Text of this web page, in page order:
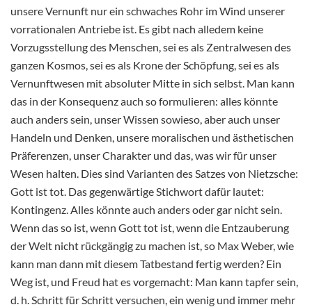
unsere Vernunft nur ein schwaches Rohr im Wind unserer
vorrationalen Antriebe ist. Es gibt nach alledem keine
Vorzugsstellung des Menschen, sei es als Zentralwesen des
ganzen Kosmos, sei es als Krone der Schöpfung, sei es als
Vernunftwesen mit absoluter Mitte in sich selbst. Man kann
das in der Konsequenz auch so formulieren: alles könnte
auch anders sein, unser Wissen sowieso, aber auch unser
Handeln und Denken, unsere moralischen und ästhetischen
Präferenzen, unser Charakter und das, was wir für unser
Wesen halten. Dies sind Varianten des Satzes von Nietzsche:
Gott ist tot. Das gegenwärtige Stichwort dafür lautet:
Kontingenz. Alles könnte auch anders oder gar nicht sein.
Wenn das so ist, wenn Gott tot ist, wenn die Entzauberung
der Welt nicht rückgängig zu machen ist, so Max Weber, wie
kann man dann mit diesem Tatbestand fertig werden? Ein
Weg ist, und Freud hat es vorgemacht: Man kann tapfer sein,
d. h. Schritt für Schritt versuchen, ein wenig und immer mehr